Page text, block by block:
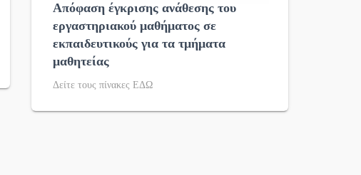
Απόφαση έγκρισης ανάθεσης του
εργαστηριακού μαθήματος σε
εκπαιδευτικούς για τα τμήματα
μαθητείας
Δείτε τους πίνακες ΕΔΩ